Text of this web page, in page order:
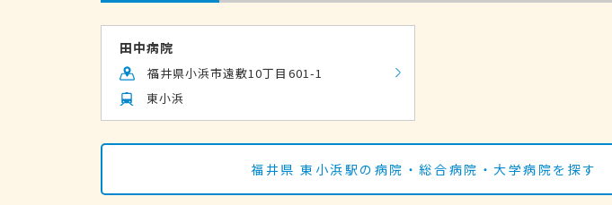
田中病院
福井県小浜市遠敷10丁目601-1
東小浜
福井県 東小浜駅の病院・総合病院・大学病院を探す